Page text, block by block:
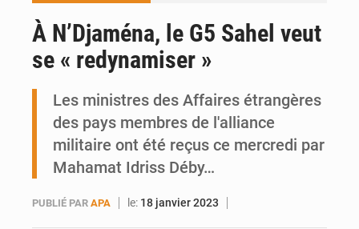
À N’Djaména, le G5 Sahel veut
se « redynamiser »
Les ministres des Affaires étrangères
des pays membres de l'alliance
militaire ont été reçus ce mercredi par
Mahamat Idriss Déby…
PUBLIÉ PAR APA le: 18 janvier 2023